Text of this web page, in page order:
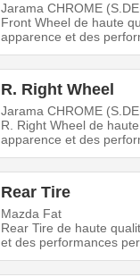
Jarama CHROME
Front Wheel de haute
apparence et des
R. Right Wheel
Jarama CHROME
R. Right Wheel de
apparence et des
Rear Tire
Mazda Fat
Rear Tire de haute
et des performances